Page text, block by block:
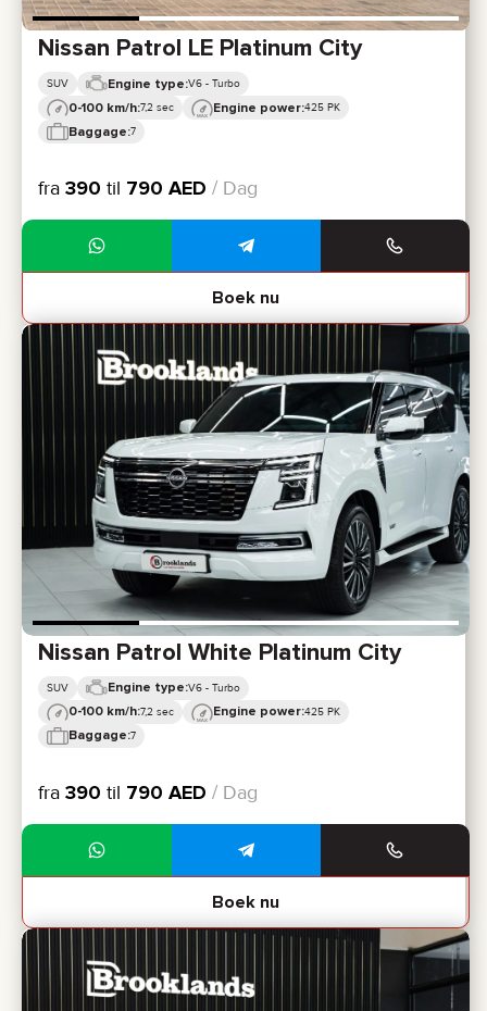
Nissan Patrol LE Platinum City
SUV Engine type:V6 - Turbo
0-100 km/h:7,2 sec Engine power:425 PK
Baggage:7
fra 390 til 790 AED / Dag
Boek nu
Nissan Patrol White Platinum City
SUV Engine type:V6 - Turbo
0-100 km/h:7,2 sec Engine power:425 PK
Baggage:7
fra 390 til 790 AED / Dag
Boek nu